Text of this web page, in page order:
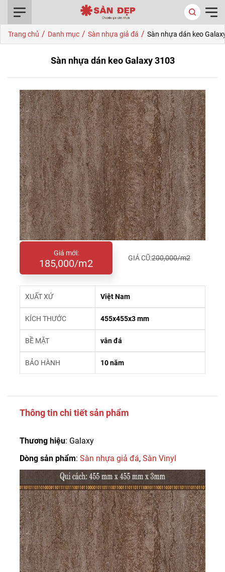
Trang chủ / Danh mục / Sàn nhựa giả đá / Sàn nhựa dán keo
Sàn nhựa dán keo Galaxy 3103
Giá mới:
185,000/m2 GIÁ CŨ:200,000/m2
XUẤT XỨ Việt Nam
KÍCH THƯỚC 455x455x3 mm
BỀ MẶT vân đá
BẢO HÀNH 10 năm
Thông tin chi tiết sản phẩm
Thương hiệu: Galaxy
Dòng sản phẩm: Sàn nhựa giả đá, Sàn Vinyl